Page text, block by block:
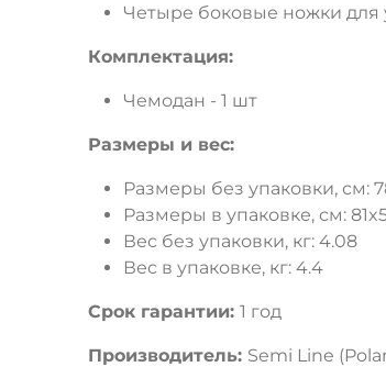
Четыре боковые ножки для
Комплектация:
Чемодан - 1 шт
Размеры и вес:
Размеры без упаковки, см:
Размеры в упаковке, см:
Вес без упаковки, кг: 4.08
Вес в упаковке, кг: 4.4
Срок гарантии: 1 год
Производитель: Semi Line